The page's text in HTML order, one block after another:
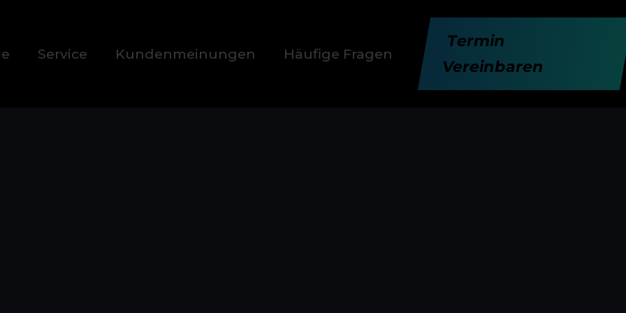
Service Kundenmeinungen Häufige Fragen
Termin
Vereinbaren